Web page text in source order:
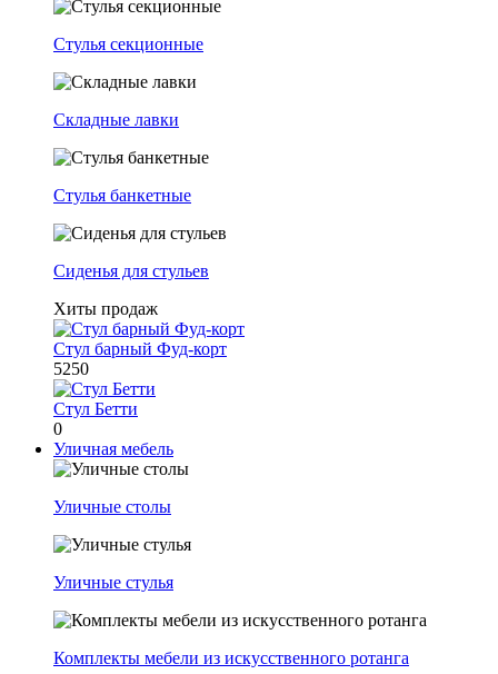
Стулья секционные
Складные лавки
Стулья банкетные
Сиденья для стульев
Хиты продаж
Стул барный Фуд-корт
5250
Стул Бетти
0
Уличная мебель
Уличные столы
Уличные стулья
Комплекты мебели из искусственного ротанга